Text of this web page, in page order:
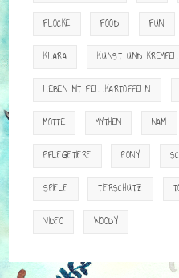
FLOCKE FOOD FUN
KLARA KUNST UND KREMPEL
LEBEN MIT FELLKARTOFFELN
MOTTE MYTHEN NAMI
PFLEGETIERE PONY
SPIELE TIERSCHUTZ
VIDEO WOODY